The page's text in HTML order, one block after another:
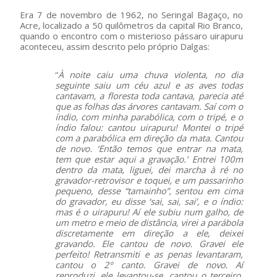
Era 7 de novembro de 1962, no Seringal Bagaço, no
Acre, localizado a 50 quilômetros da capital Rio Branco,
quando o encontro com o misterioso pássaro uirapuru
aconteceu, assim descrito pelo próprio Dalgas:
“À noite caiu uma chuva violenta, no dia
seguinte saiu um céu azul e as aves todas
cantavam, a floresta toda cantava, parecia até
que as folhas das árvores cantavam. Saí com o
índio, com minha parabólica, com o tripé, e o
índio falou: cantou uirapuru! Montei o tripé
com a parabólica em direção da mata. Cantou
de novo. ‘Então temos que entrar na mata,
tem que estar aqui a gravação.’ Entrei 100m
dentro da mata, liguei, dei marcha à ré no
gravador-retrovisor e toquei, e um passarinho
pequeno, desse “tamainho”, sentou em cima
do gravador, eu disse ‘sai, sai, sai’, e o índio:
mas é o uirapuru! Aí ele subiu num galho, de
um metro e meio de distância, virei a parábola
discretamente em direção a ele, deixei
gravando. Ele cantou de novo. Gravei ele
perfeito! Retransmiti e as penas levantaram,
cantou o 2º canto. Gravei de novo. Aí